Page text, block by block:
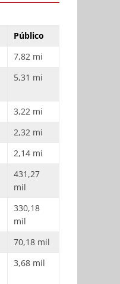
Público
7,82 mi
5,31 mi
3,22 mi
2,32 mi
2,14 mi
431,27
mil
330,18
mil
70,18 mil
3,68 mil